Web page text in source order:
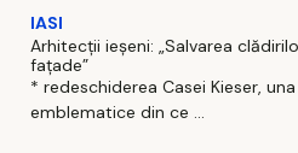
IASI
Arhitecții ieșeni: „Salvarea
fațade”
* redeschiderea Casei Kieser,
emblematice din ce ...